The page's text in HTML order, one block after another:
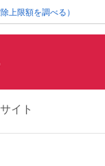
除上限額を調べる）
イト